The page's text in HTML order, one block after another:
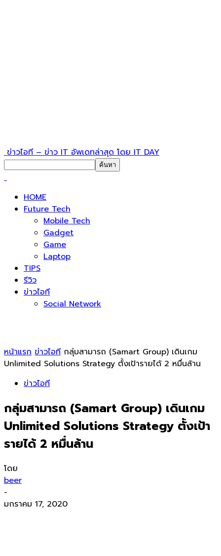
ข่าวไอที – ข่าว IT อัพเดทล่าสุด โดย IT DAY
HOME
Future Tech
Mobile Tech
Gadget
Game
Laptop
TIPS
รีวิว
ข่าวไอที
Social Network
หน้าแรก ข่าวไอที กลุ่มสามารถ (Samart Group) เดินเกม
Unlimited Solutions Strategy ตั้งเป้ารายได้ 2 หมื่นล้าน
ข่าวไอที
กลุ่มสามารถ (Samart Group) เดินเกม
Unlimited Solutions Strategy ตั้งเป้า
รายได้ 2 หมื่นล้าน
โดย
beer
-
มกราคม 17, 2020